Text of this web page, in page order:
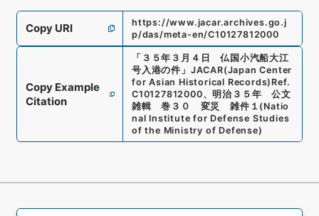
Copy URI
https://www.jacar.archives.go.j
p/das/meta-en/C10127812000
Copy Example
Citation
「 ３５年３月４日 仏国小汽船大江
号入港の件 」 JACAR(Japan Center
for Asian Historical Records) Ref.
C10127812000、明治３５年 公文
雑輯 巻３０ 変災 雑件１ (Natio
nal Institute for Defense Studies
of the Ministry of Defense)